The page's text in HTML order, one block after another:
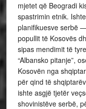
mjetet që Beogradi
spastrimin etnik.
planifikuesve serbë
popullit të Kosovës
sipas mendimit të
“Albansko pitanje”,
Kosovën nga
për qind të
ishte asgjë tjetër
shovinistëve serbë,